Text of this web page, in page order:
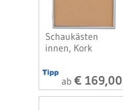
Schaukästen
innen, Kork
ab € 169,00